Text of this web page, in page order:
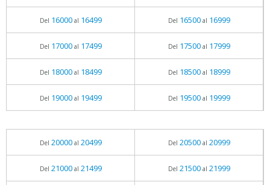
Del 16000al 16499 Del 16500al 16999
Del 17000al 17499 Del 17500al 17999
Del 18000al 18499 Del 18500al 18999
Del 19000al 19499 Del 19500al 19999
Del 20000al 20499 Del 20500al 20999
Del 21000al 21499 Del 21500al 21999